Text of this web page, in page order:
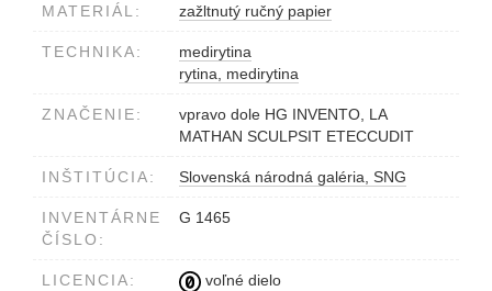
MATERIÁL: zažltnutý ručný papier
TECHNIKA:
medirytina
rytina, medirytina
ZNAČENIE:
vpravo dole HG INVENTO, LA
MATHAN SCULPSIT ETECCUDIT
INŠTITÚCIA: Slovenská národná galéria, SNG
INVENTÁRNE
ČÍSLO:
G 1465
LICENCIA: voľné dielo